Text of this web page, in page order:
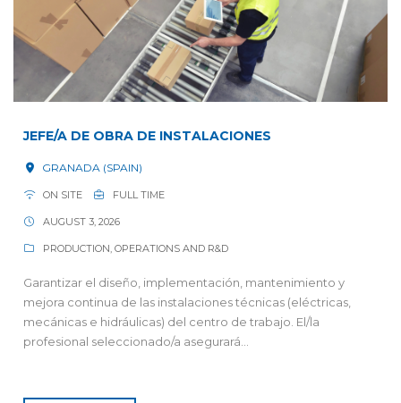
JEFE/A DE OBRA DE INSTALACIONES
GRANADA (SPAIN)
ON SITE FULL TIME
AUGUST 3, 2026
PRODUCTION, OPERATIONS AND R&D
Garantizar el diseño, implementación, mantenimiento y
mejora continua de las instalaciones técnicas (eléctricas,
mecánicas e hidráulicas) del centro de trabajo. El/la
profesional seleccionado/a asegurará...